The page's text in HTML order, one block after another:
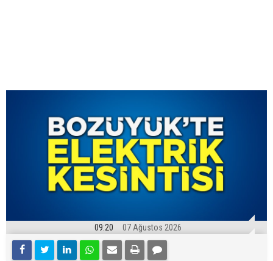
09:20 07 Ağustos 2026